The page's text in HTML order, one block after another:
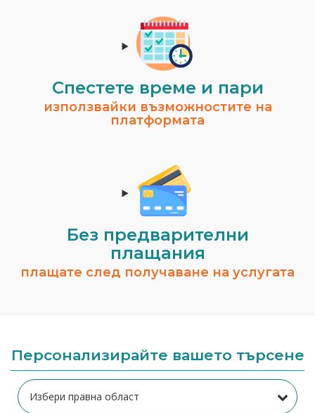
Спестeте време и пари
използвайки възможностите на
платформата
Без предварителни
плащания
плащате след получаване на услугата
Персонализирайте вашето търсене